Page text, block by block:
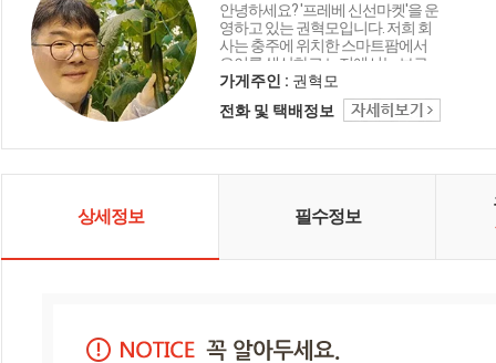
안녕하세요? '프레베 신선마켓'을 운
영하고 있는 권혁모입니다. 저희 회
사는 충주에 위치한 스마트팜에서
오이를 생산하고 노지에서는 브로
콜리와 가지 등을 재배하고 있습니
다. 뿐만아니라 강원도 철원, 평창, 제
주도, 진주, 여주 등 전국 산지에서 다
다.
가게주인 : 권혁모
전화 및 택배정보
상세정보 필수정보